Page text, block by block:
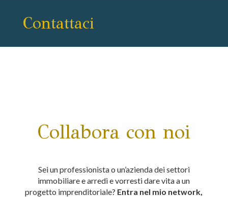
Contattaci
Collabora con noi
Sei un professionista o un’azienda dei settori
immobiliare e arredi e vorresti dare vita a un
progetto imprenditoriale? Entra nel mio network,